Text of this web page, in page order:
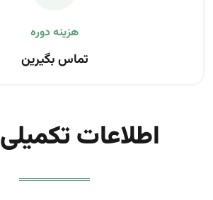
تماس بگیرین
اطلاعات تکمیلی